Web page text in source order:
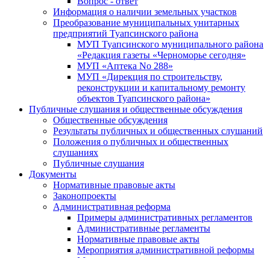
Информация о наличии земельных участков
Преобразование муниципальных унитарных
предприятий Туапсинского района
МУП Туапсинского муниципального района
«Редакция газеты «Черноморье сегодня»
МУП «Аптека No 288»
МУП «Дирекция по строительству,
реконструкции и капитальному ремонту
объектов Туапсинского района»
Публичные слушания и общественные обсуждения
Общественные обсуждения
Результаты публичных и общественных слушаний
Положения о публичных и общественных
слушаниях
Публичные слушания
Документы
Нормативные правовые акты
Законопроекты
Административная реформа
Примеры административных регламентов
Административные регламенты
Нормативные правовые акты
Мероприятия административной реформы